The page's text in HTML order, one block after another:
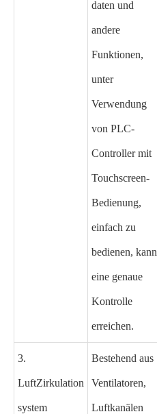
daten und
andere
Funktionen,
unter
Verwendung
von PLC-
Controller mit
Touchscreen-
Bedienung,
einfach zu
bedienen, kann
eine genaue
Kontrolle
erreichen.
3.
LuftZirkulation
system
Bestehend aus
Ventilatoren,
Luftkanälen